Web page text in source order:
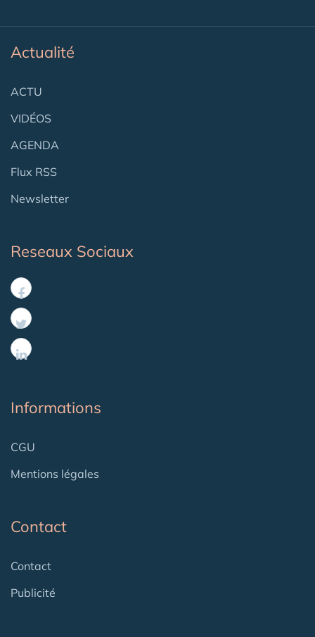
Actualité
ACTU
VIDÉOS
AGENDA
Flux RSS
Newsletter
Reseaux Sociaux
Informations
CGU
Mentions légales
Contact
Contact
Publicité